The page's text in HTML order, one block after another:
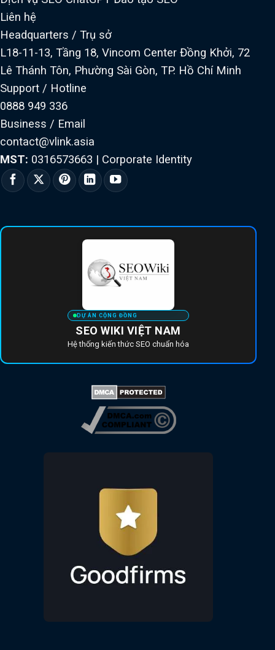
Liên hệ
Headquarters / Trụ sở
L18-11-13, Tầng 18, Vincom Center Đồng Khởi, 72
Lê Thánh Tôn, Phường Sài Gòn, TP. Hồ Chí Minh
Support / Hotline
0888 949 336
Business / Email
contact@vlink.asia
MST: 0316573663 | Corporate Identity
DỰ ÁN CỘNG ĐỒNG
SEO WIKI VIỆT NAM
Hệ thống kiến thức SEO chuẩn hóa